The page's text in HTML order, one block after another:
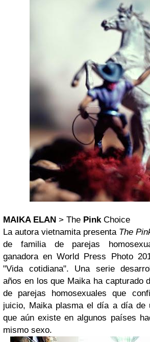
MAIKA ELAN > The PinkChoice
La autora vietnamita presenta The
de familia de parejas
ganadora en World Press Photo
"Vida cotidiana". Una serie
años en los que Maika ha capturado
de parejas homosexuales que
juicio, Maika plasma el día a día de
que aún existe en algunos países
mismo sexo.